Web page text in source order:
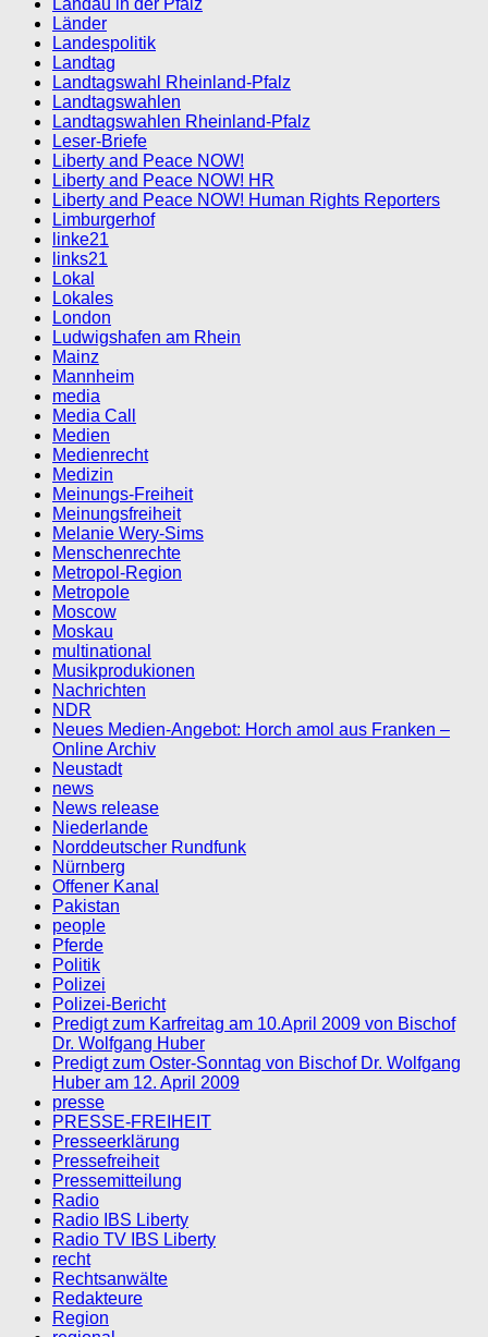
Länder
Landespolitik
Landtag
Landtagswahl Rheinland-Pfalz
Landtagswahlen
Landtagswahlen Rheinland-Pfalz
Leser-Briefe
Liberty and Peace NOW!
Liberty and Peace NOW! HR
Liberty and Peace NOW! Human Rights Reporters
Limburgerhof
linke21
links21
Lokal
Lokales
London
Ludwigshafen am Rhein
Mainz
Mannheim
media
Media Call
Medien
Medienrecht
Medizin
Meinungs-Freiheit
Meinungsfreiheit
Melanie Wery-Sims
Menschenrechte
Metropol-Region
Metropole
Moscow
Moskau
multinational
Musikprodukionen
Nachrichten
NDR
Neues Medien-Angebot: Horch amol aus Franken –
Online Archiv
Neustadt
news
News release
Niederlande
Norddeutscher Rundfunk
Nürnberg
Offener Kanal
Pakistan
people
Pferde
Politik
Polizei
Polizei-Bericht
Predigt zum Karfreitag am 10.April 2009 von Bischof
Dr. Wolfgang Huber
Predigt zum Oster-Sonntag von Bischof Dr. Wolfgang
Huber am 12. April 2009
presse
PRESSE-FREIHEIT
Presseerklärung
Pressefreiheit
Pressemitteilung
Radio
Radio IBS Liberty
Radio TV IBS Liberty
recht
Rechtsanwälte
Redakteure
Region